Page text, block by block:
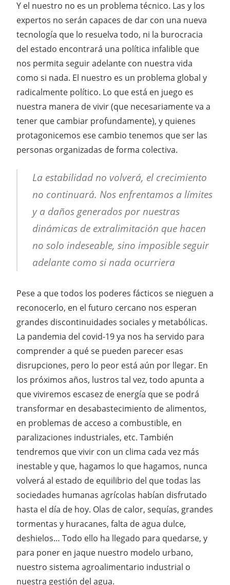
Y el nuestro no es un problema técnico. Las y los
expertos no serán capaces de dar con una nueva
tecnología que lo resuelva todo, ni la burocracia
del estado encontrará una política infalible que
nos permita seguir adelante con nuestra vida
como si nada. El nuestro es un problema global y
radicalmente político. Lo que está en juego es
nuestra manera de vivir (que necesariamente va a
tener que cambiar profundamente), y quienes
protagonicemos ese cambio tenemos que ser las
personas organizadas de forma colectiva.
La estabilidad no volverá, el crecimiento
no continuará. Nos enfrentamos a límites
y a daños generados por nuestras
dinámicas de extralimitación que hacen
no solo indeseable, sino imposible seguir
adelante como si nada ocurriera
Pese a que todos los poderes fácticos se nieguen a
reconocerlo, en el futuro cercano nos esperan
grandes discontinuidades sociales y metabólicas.
La pandemia del covid-19 ya nos ha servido para
comprender a qué se pueden parecer esas
disrupciones, pero lo peor está aún por llegar. En
los próximos años, lustros tal vez, todo apunta a
que viviremos escasez de energía que se podrá
transformar en desabastecimiento de alimentos,
en problemas de acceso a combustible, en
paralizaciones industriales, etc. También
tendremos que vivir con un clima cada vez más
inestable y que, hagamos lo que hagamos, nunca
volverá al estado de equilibrio del que todas las
sociedades humanas agrícolas habían disfrutado
hasta el día de hoy. Olas de calor, sequías, grandes
tormentas y huracanes, falta de agua dulce,
deshielos… Todo ello ha llegado para quedarse, y
para poner en jaque nuestro modelo urbano,
nuestro sistema agroalimentario industrial o
nuestra gestión del agua.